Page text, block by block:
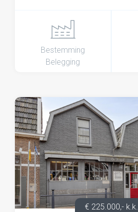
Bestemming
Belegging
€ 225.000,- k.k.